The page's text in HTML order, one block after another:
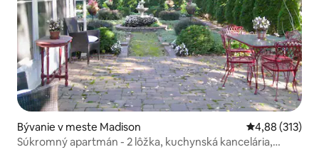
Bývanie v meste Madison Priemerné
4,88 (313)
Súkromný apartmán - 2 lôžka, kuchynská kancelária,